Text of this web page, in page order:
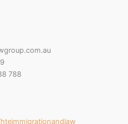
788
hteimmigrationandlaw